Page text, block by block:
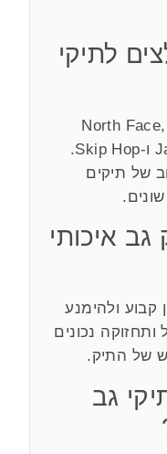
לתיקי
מותגים מומלצים כוללים את North Face,
Jansport, Samsonite, Deuter ו-Skip Hop.
של תיקים
איכותי
קבוע ולהימנע
ותחזוקה נכונים
של התיק.
גב